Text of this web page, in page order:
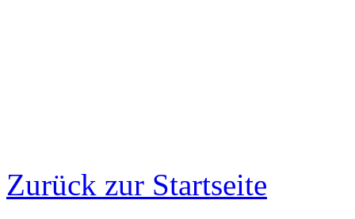
Zurück zur Startseite